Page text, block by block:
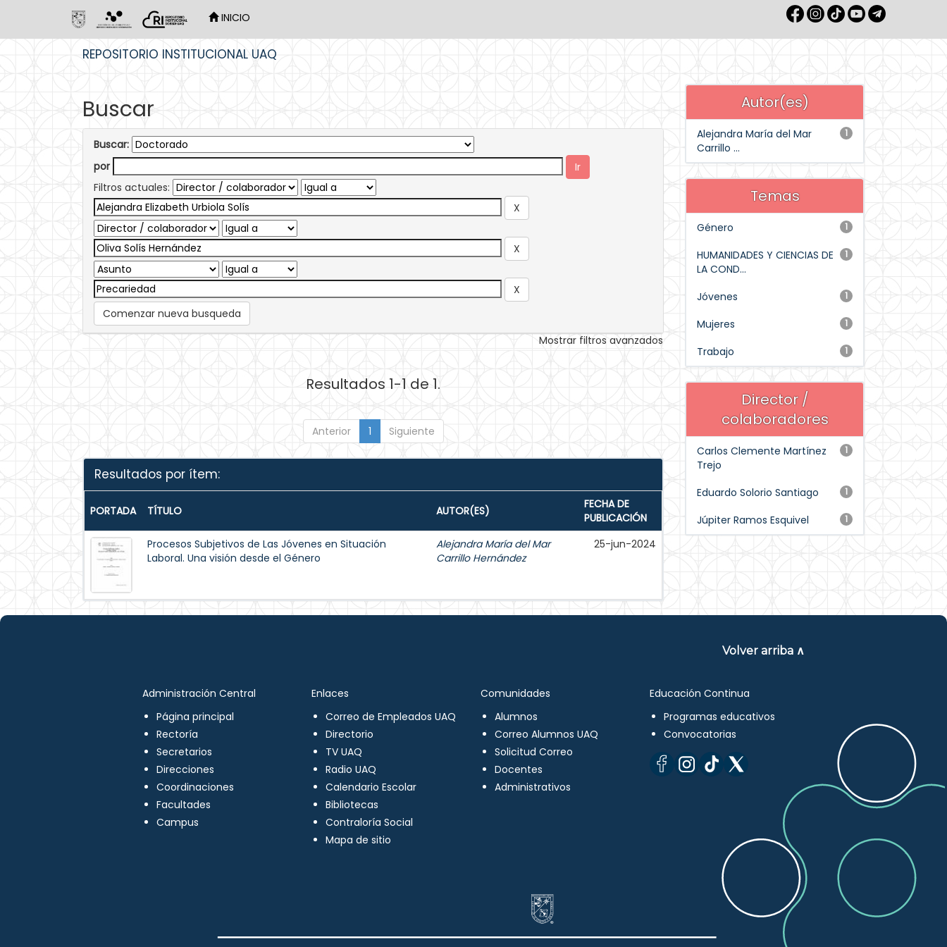
INICIO
REPOSITORIO INSTITUCIONAL UAQ
Buscar
Buscar:
por
Filtros actuales:
Comenzar nueva busqueda
Mostrar filtros avanzados
Resultados 1-1 de 1.
Anterior 1 Siguiente
Resultados por ítem:
PORTADA TÍTULO AUTOR(ES)
FECHA DE
PUBLICACIÓN
Procesos Subjetivos de Las Jóvenes en Situación
Laboral. Una visión desde el Género
Alejandra María del Mar
Carrillo Hernández
25-jun-2024
Autor(es)
1
Alejandra María del Mar
Carrillo ...
Temas
1
Género
1
HUMANIDADES Y CIENCIAS DE
LA COND...
1
Jóvenes
1
Mujeres
1
Trabajo
Director /
colaboradores
1
Carlos Clemente Martínez
Trejo
1
Eduardo Solorio Santiago
1
Júpiter Ramos Esquivel
Volver arriba ∧
Administración Central
Página principal
Rectoría
Secretarios
Direcciones
Coordinaciones
Facultades
Campus
Enlaces
Correo de Empleados UAQ
Directorio
TV UAQ
Radio UAQ
Calendario Escolar
Bibliotecas
Contraloría Social
Mapa de sitio
Comunidades
Alumnos
Correo Alumnos UAQ
Solicitud Correo
Docentes
Administrativos
Educación Continua
Programas educativos
Convocatorias